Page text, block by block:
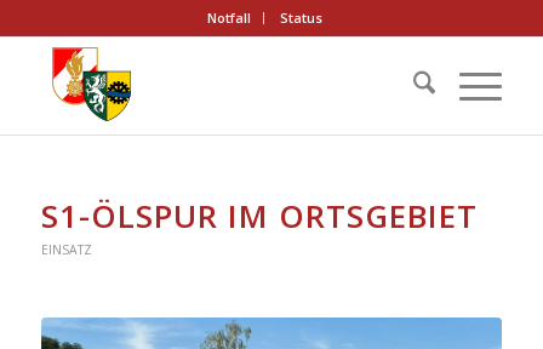
Notfall Status
S1-ÖLSPUR IM ORTSGEBIET
EINSATZ